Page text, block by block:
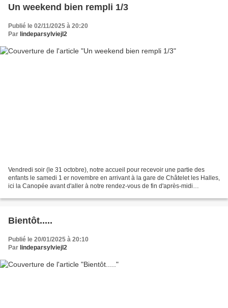
Un weekend bien rempli 1/3
Publié le 02/11/2025 à 20:20
Par lindeparsylviejl2
Vendredi soir (le 31 octobre), notre accueil pour recevoir une partie des
enfants le samedi 1 er novembre en arrivant à la gare de Châtelet les Halles,
ici la Canopée avant d'aller à notre rendez-vous de fin d'après-midi
Bientôt.....
Publié le 20/01/2025 à 20:10
Par lindeparsylviejl2